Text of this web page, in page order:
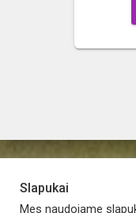
PARDUOTUVĖ
Slapukai
Mes naudojame